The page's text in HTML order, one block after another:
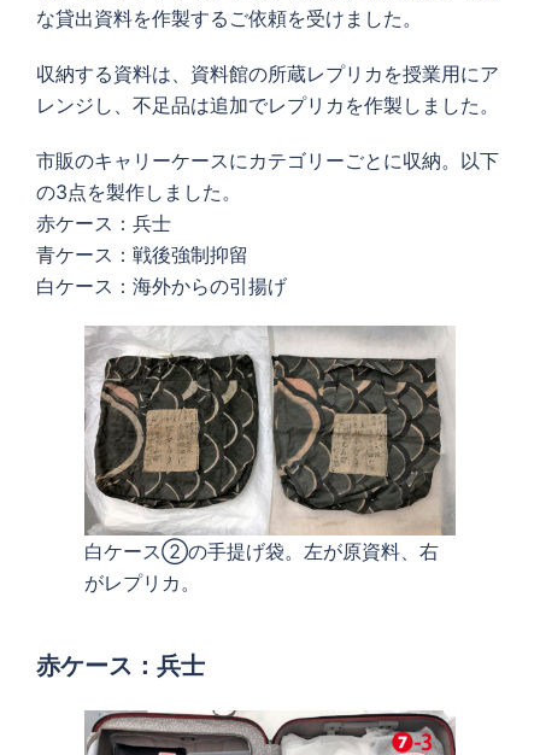
な貸出資料を作製するご依頼を受けました。
収納する資料は、資料館の所蔵レプリカを授業用にア
レンジし、不足品は追加でレプリカを作製しました。
市販のキャリーケースにカテゴリーごとに収納。以下
の3点を製作しました。
赤ケース：兵士
青ケース：戦後強制抑留
白ケース：海外からの引揚げ
白ケース②の手提げ袋。左が原資料、右
がレプリカ。
赤ケース：兵士